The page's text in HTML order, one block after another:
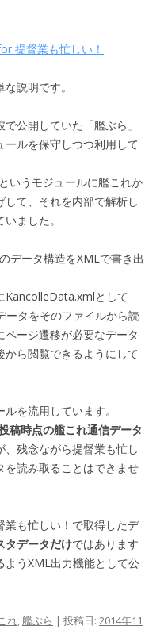
提督業も忙しい！
説明です。
公開していた「艦ぶら」
ルを保守しつつ利用して
というモジュールに艦これか
て、それを内部で解析し
ました。
データ構造をXMLで書き出
KancolleData.xmlとして
ータをそのファイルから読
ージ遷移が必要なデータ
ら閲覧できるようにして
を流用しています。
時点の艦これ通信データ
、残念ながら提督業も忙し
を読み取ることはできませ
業も忙しい！で取得したデ
タデータだけではあります
ようXML出力機能として公
れ,艦ぶら | 投稿日: 2014年11